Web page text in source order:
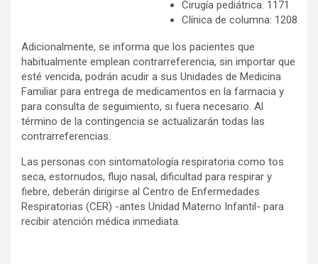
Cirugía pediátrica: 1171
Clínica de columna: 1208
Adicionalmente, se informa que los pacientes que
habitualmente emplean contrarreferencia, sin importar que
esté vencida, podrán acudir a sus Unidades de Medicina
Familiar para entrega de medicamentos en la farmacia y
para consulta de seguimiento, si fuera necesario. Al
término de la contingencia se actualizarán todas las
contrarreferencias.
Las personas con sintomatología respiratoria como tos
seca, estornudos, flujo nasal, dificultad para respirar y
fiebre, deberán dirigirse al Centro de Enfermedades
Respiratorias (CER) -antes Unidad Materno Infantil- para
recibir atención médica inmediata.